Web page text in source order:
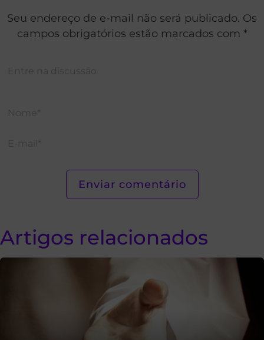
Seu endereço de e-mail não será publicado. Os
campos obrigatórios estão marcados com *
Artigos relacionados